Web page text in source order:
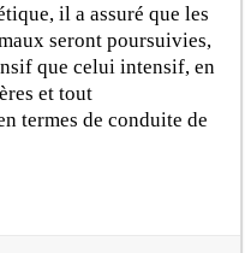
il a assuré que les
seront poursuivies,
que celui intensif, en
et tout
termes de conduite de